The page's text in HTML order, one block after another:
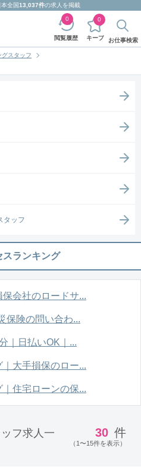
全国13,037件の求人を掲載
閲覧履歴
0
キープ
0
お仕事検索
グスタッフ
タッフ
スランキング
会社のロードサ...
保険の問い合わ...
｜日払いOK｜...
大手損保のロー...
住宅ローンの保...
フ求人一
30 件
（1〜15件を表示）